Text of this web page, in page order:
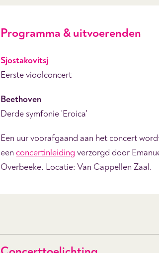
Programma & uitvoerenden
Sjostakovitsj
Eerste vioolconcert
Beethoven
Derde symfonie 'Eroica'
Een uur voorafgaand aan het concert
een concertinleiding verzorgd door
Overbeeke. Locatie: Van Cappellen Zaal.